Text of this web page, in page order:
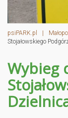
psiPARK.pl |
Stojałowskiego
Wybieg